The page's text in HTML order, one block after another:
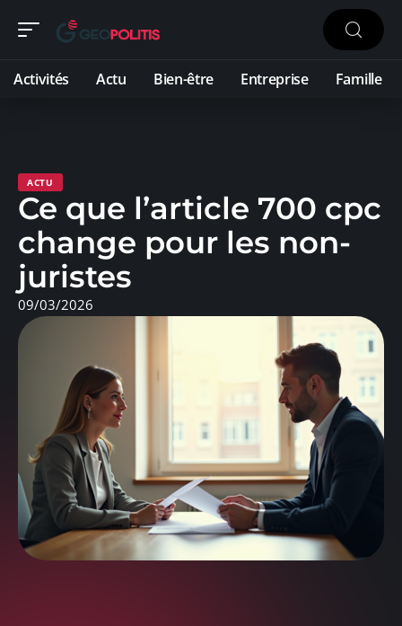
Activités Actu Bien-être Entreprise Famille
ACTU
Ce que l’article 700 cpc
change pour les non-
juristes
09/03/2026